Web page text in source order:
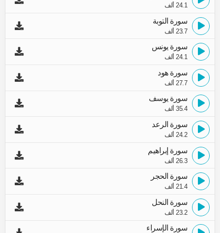
24.1 ألف
سورة التوبة
23.7 ألف
سورة يونس
24.1 ألف
سورة هود
27.7 ألف
سورة يوسف
35.4 ألف
سورة الرعد
24.2 ألف
سورة إبراهيم
26.3 ألف
سورة الحجر
21.4 ألف
سورة النحل
23.2 ألف
سورة الإسراء